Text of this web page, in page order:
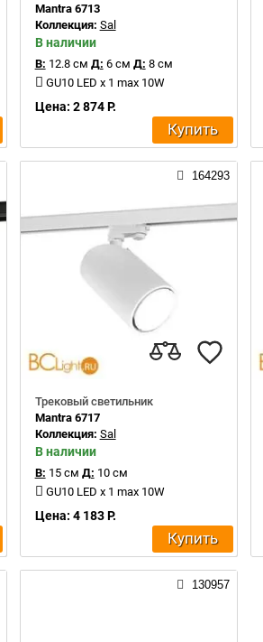
Mantra 6713
Коллекция: Sal
В наличии
В: 12.8 см Д: 6 см Д: 8 см
GU10 LED x 1 max 10W
Цена: 2 874 Р.
Купить
164293
Трековый светильник
Mantra 6717
Коллекция: Sal
В наличии
В: 15 см Д: 10 см
GU10 LED x 1 max 10W
Цена: 4 183 Р.
Купить
130957